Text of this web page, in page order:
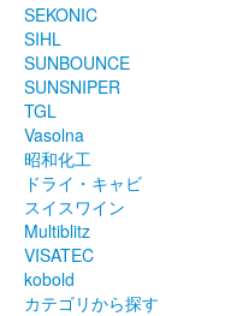
SEKONIC
SIHL
SUNBOUNCE
SUNSNIPER
TGL
Vasolna
昭和化工
ドライ・キャビ
スイスワイン
Multiblitz
VISATEC
kobold
カテゴリから探す